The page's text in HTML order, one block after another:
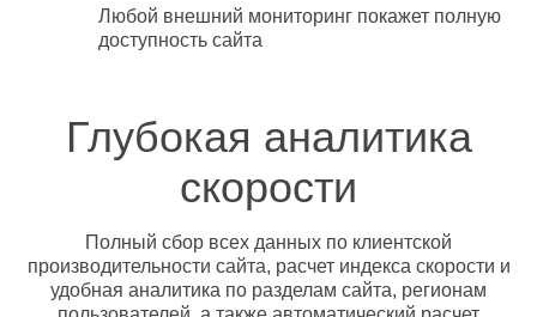
Любой внешний мониторинг покажет полную
доступность сайта
Глубокая аналитика
скорости
Полный сбор всех данных по клиентской
производительности сайта, расчет индекса скорости и
удобная аналитика по разделам сайта, регионам